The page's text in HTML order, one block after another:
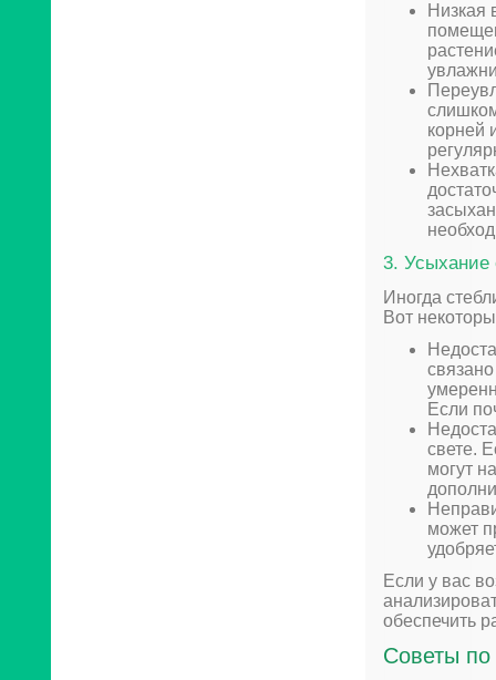
Низкая
корней
3. Усыхание
Иногда
Вот
Если
свете.
могут
может
Если у вас
обеспечить
Советы по